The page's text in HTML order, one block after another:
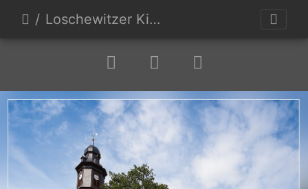
Loschewitzer Kirche I